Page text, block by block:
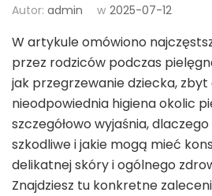
Autor: admin w 2025-07-12
W artykule omówiono
przez rodziców podczas
jak przegrzewanie dziecka,
nieodpowiednia higiena okolic
szczegółowo wyjaśnia,
szkodliwe i jakie mogą mieć
delikatnej skóry i ogólnego
Znajdziesz tu konkretne